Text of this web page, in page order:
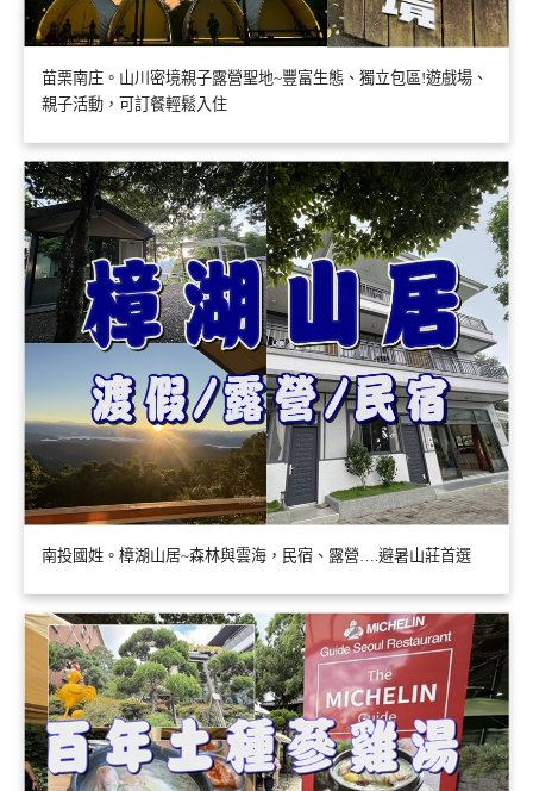
苗栗南庄。山川密境親子露營聖地~豐富生態、獨立包區!遊戲場、
親子活動，可訂餐輕鬆入住
南投國姓。樟湖山居~森林與雲海，民宿、露營….避暑山莊首選